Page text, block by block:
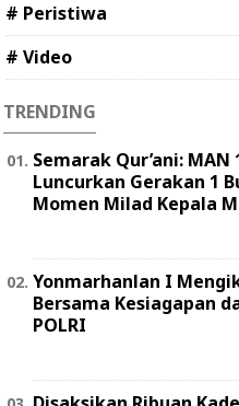
# Peristiwa
# Video
TRENDING
Semarak Qur’ani: MAN
Luncurkan Gerakan 1
Momen Milad Kepala
Yonmarhanlan I
Bersama Kesiagapan
POLRI